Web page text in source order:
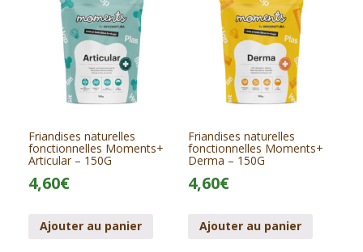
Friandises naturelles
fonctionnelles Moments+
Articular – 150G
4,60€
Ajouter au panier
Friandises naturelles
fonctionnelles Moments+
Derma – 150G
4,60€
Ajouter au panier